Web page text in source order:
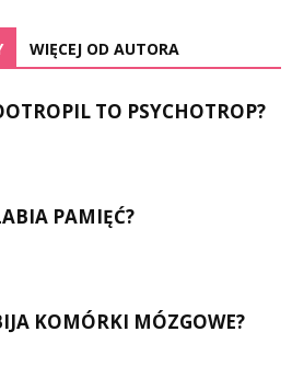
WIĘCEJ OD AUTORA
TO PSYCHOTROP?
PAMIĘĆ?
KOMÓRKI MÓZGOWE?